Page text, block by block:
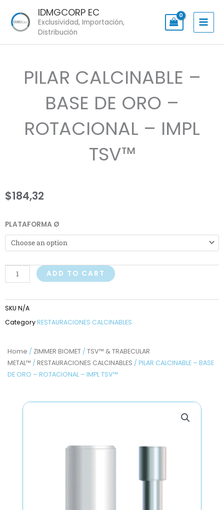
content
IDMGCORP EC
Exclusividad, Importación,
Distribución
Home / ZIMMER BIOMET / TSV™ & TRABECULAR
METAL™ / RESTAURACIONES CALCINABLES / PILAR CALCINABLE – BASE
DE ORO – ROTACIONAL – IMPL TSV™
PILAR CALCINABLE –
BASE DE ORO –
ROTACIONAL – IMPL
TSV™
$184,32
PLATAFORMA Ø
PILAR
CALCINABLE
-
ORO
-
ROTACIONAL
-
TSV™
quantity
ADD TO CART
SKU N/A
Category RESTAURACIONES CALCINABLES